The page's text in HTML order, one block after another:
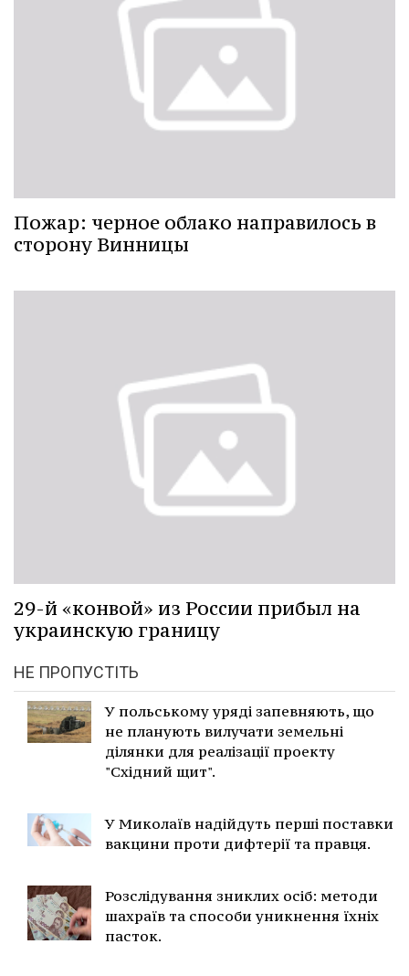
Пожар: черное облако направилось в
сторону Винницы
29-й «конвой» из России прибыл на
украинскую границу
НЕ ПРОПУСТІТЬ
У польському уряді запевняють, що
не планують вилучати земельні
ділянки для реалізації проекту
"Східний щит".
У Миколаїв надійдуть перші поставки
вакцини проти дифтерії та правця.
Розслідування зниклих осіб: методи
шахраїв та способи уникнення їхніх
пасток.